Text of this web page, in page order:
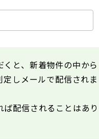
と、新着物件の中から
しメールで配信されま
配信されることはあり